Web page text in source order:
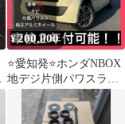
¥200,000
⭐️愛知発⭐️ホンダNBOX
地デジ片側パワスラ車
検2年付可能‼️